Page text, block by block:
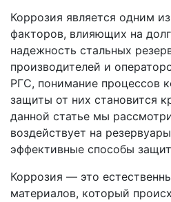
Коррозия является одним
факторов, влияющих на
надежность стальных
производителей и
РГС, понимание процессов
защиты от них становится
данной статье мы
воздействует на
эффективные способы
Коррозия — это
материалов, который